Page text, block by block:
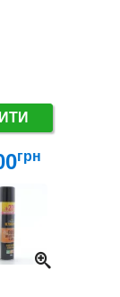
взуттям
грн